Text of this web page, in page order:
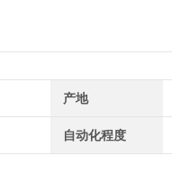
产地
自动化程度